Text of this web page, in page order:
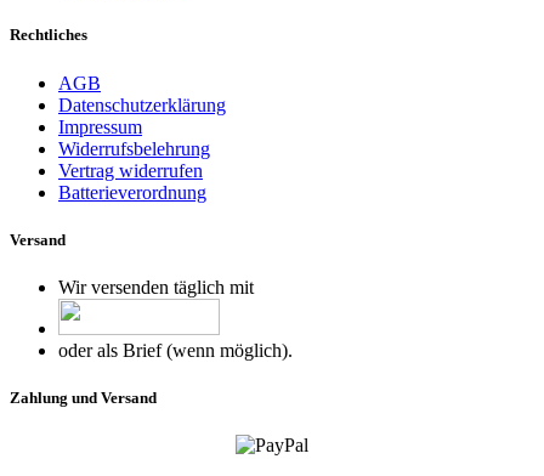
Rechtliches
AGB
Datenschutzerklärung
Impressum
Widerrufsbelehrung
Vertrag widerrufen
Batterieverordnung
Versand
Wir versenden täglich mit
oder als Brief (wenn möglich).
Zahlung und Versand